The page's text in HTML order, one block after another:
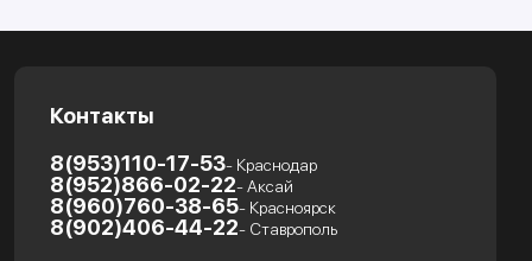
Контакты
8(953)110-17-53- Краснодар
8(952)866-02-22- Аксай
8(960)760-38-65- Красноярск
8(902)406-44-22- Ставрополь